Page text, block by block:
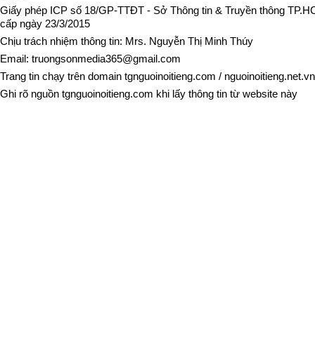
Giấy phép ICP số 18/GP-TTĐT - Sở Thông tin & Truyền thông
cấp ngày 23/3/2015
Chịu trách nhiệm thông tin: Mrs. Nguyễn Thị Minh Thúy
Email: truongsonmedia365@gmail.com
Trang tin chạy trên domain tgnguoinoitieng.com / nguoinoitieng.net.vn
Ghi rõ nguồn tgnguoinoitieng.com khi lấy thông tin từ website này